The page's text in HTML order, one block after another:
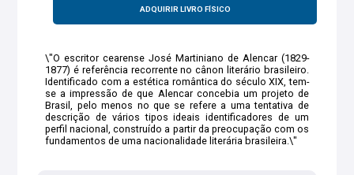
ADQUIRIR LIVRO FÍSICO
\"O escritor cearense José Martiniano de Alencar (1829-
1877) é referência recorrente no cânon literário brasileiro.
Identificado com a estética romântica do século XIX, tem-
se a impressão de que Alencar concebia um projeto de
Brasil, pelo menos no que se refere a uma tentativa de
descrição de vários tipos ideais identificadores de um
perfil nacional, construído a partir da preocupação com os
fundamentos de uma nacionalidade literária brasileira.\"